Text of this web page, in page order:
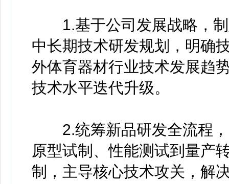
1.基于公司发展战略，制
中长期技术研发规划，明确
外体育器材行业技术发展趋
技术水平迭代升级。
2.统筹新品研发全流程，
原型试制、性能测试到量产
制，主导核心技术攻关，解